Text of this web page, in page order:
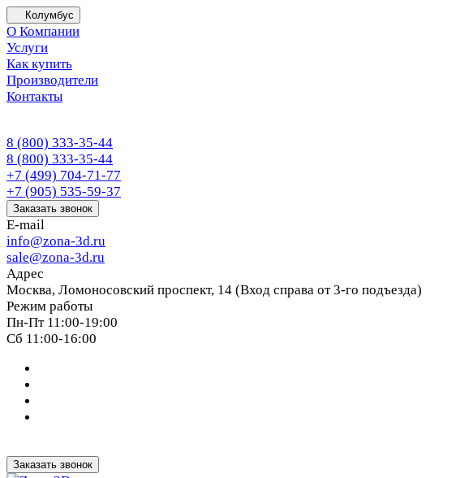
Колумбус
О Компании
Услуги
Как купить
Производители
Контакты
8 (800) 333-35-44
8 (800) 333-35-44
+7 (499) 704-71-77
+7 (905) 535-59-37
Заказать звонок
E-mail
info@zona-3d.ru
sale@zona-3d.ru
Адрес
Москва, Ломоносовский проспект, 14 (Вход справа от 3-го подъезда)
Режим работы
Пн-Пт 11:00-19:00
Сб 11:00-16:00
Заказать звонок